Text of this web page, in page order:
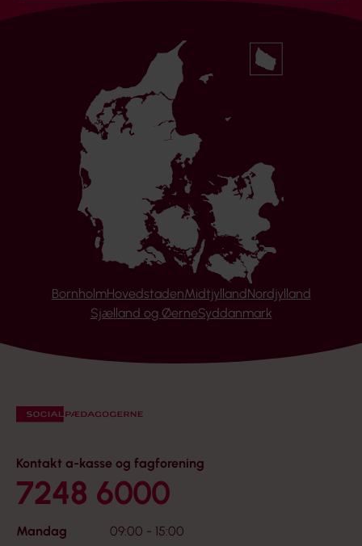
BornholmHovedstadenMidtjyllandNordjylland
Sjælland og ØerneSyddanmark
Kontakt a-kasse og fagforening
7248 6000
Mandag
09:00 - 15:00